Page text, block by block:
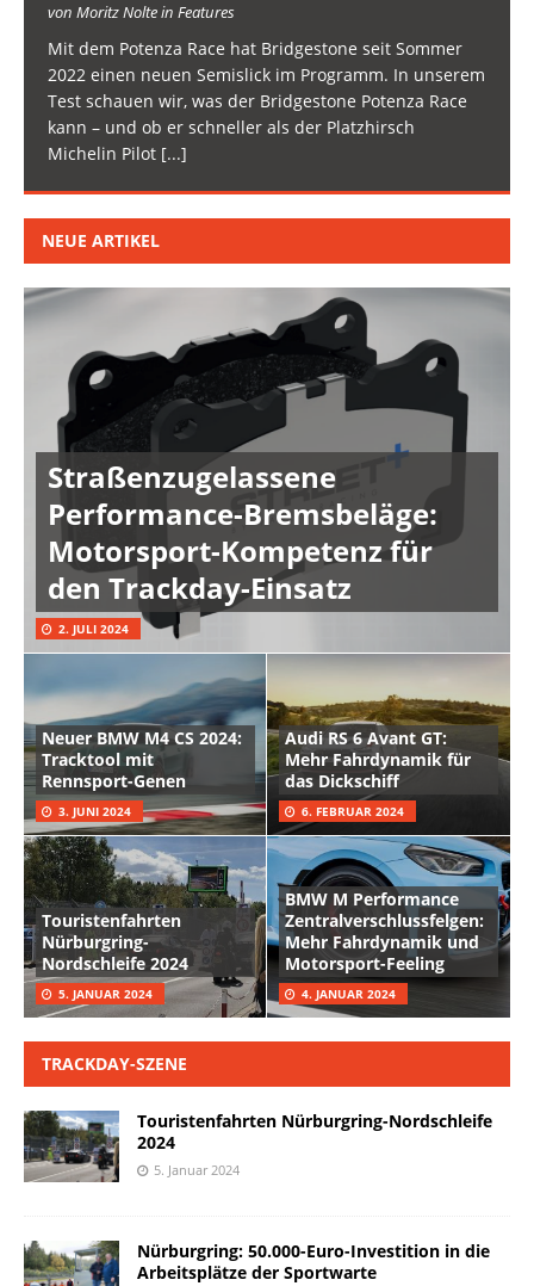
von Moritz Nolte in Features
Mit dem Potenza Race hat Bridgestone seit Sommer
2022 einen neuen Semislick im Programm. In unserem
Test schauen wir, was der Bridgestone Potenza Race
kann – und ob er schneller als der Platzhirsch
Michelin Pilot [...]
NEUE ARTIKEL
Straßenzugelassene
Performance-Bremsbeläge:
Motorsport-Kompetenz für
den Trackday-Einsatz
2. JULI 2024
Neuer BMW M4 CS 2024:
Tracktool mit
Rennsport-Genen
3. JUNI 2024
Audi RS 6 Avant GT:
Mehr Fahrdynamik für
das Dickschiff
6. FEBRUAR 2024
Touristenfahrten
Nürburgring-
Nordschleife 2024
5. JANUAR 2024
BMW M Performance
Zentralverschlussfelgen:
Mehr Fahrdynamik und
Motorsport-Feeling
4. JANUAR 2024
TRACKDAY-SZENE
Touristenfahrten Nürburgring-Nordschleife
2024
5. Januar 2024
Nürburgring: 50.000-Euro-Investition in die
Arbeitsplätze der Sportwarte